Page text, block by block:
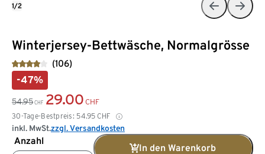
Winterjersey-Bettwäsche, Normalgrösse
(106)
-47%
54.95 CHF 29.00 CHF
30-Tage-Bestpreis: 54.95 CHF
inkl. MwSt.zzgl. Versandkosten
Anzahl
In den Warenkorb
1/2